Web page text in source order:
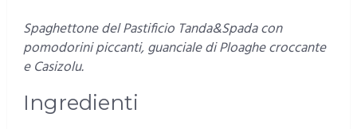
Spaghettone del Pastificio Tanda&Spada con
pomodorini piccanti, guanciale di Ploaghe croccante
e Casizolu.
Ingredienti